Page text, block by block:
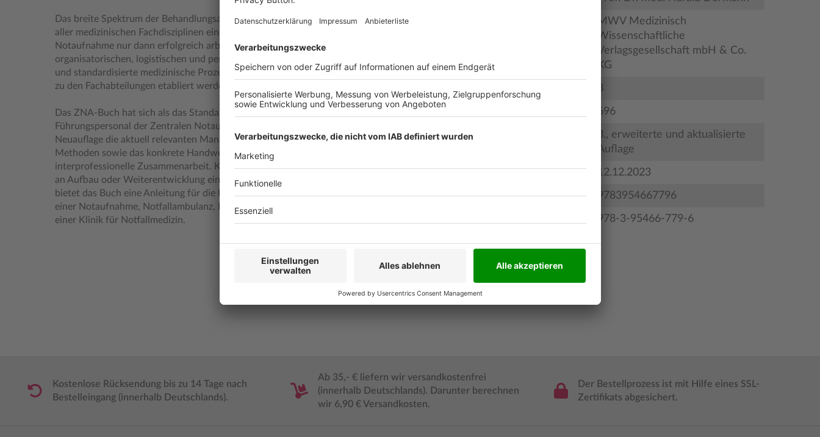
Das breite Spektrum der Behandlungsanlässe erfordert die Zusammenarbeit
aller medizinischen Fachdisziplinen eines Hauses. Zugleich kann eine Zentrale
Notaufnahme nur dann erfolgreich arbeiten, wenn die erforderlichen
organisatorischen, logistischen und personellen Voraussetzungen geschaffen
und standardisierte medizinische Prozesse mit funktionierenden Schnittstellen
zu den Fachabteilungen etabliert werden.
Das ZNA-Buch hat sich als das Standardwerk für das Fach- und
Führungspersonal der Zentralen Notaufnahme etabliert und vermittelt in der 3.
Neuauflage die aktuell relevanten Management-Kenntnisse, Konzepte und
Methoden sowie das konkrete Handwerkszeug für die interdisziplinäre und
interprofessionelle Zusammenarbeit. Krankenhausplanern und -managern, die
an Aufbau oder Weiterentwicklung einer Zentralen Notaufnahme arbeiten,
bietet das Buch eine Anleitung für die Planung, Umsetzung und Optimierung
einer Notaufnahme, Notfallambulanz, Rettungsstelle eines Notfallzentrums oder
einer Klinik für Notfallmedizin.
MWV Medizinisch
Wissenschaftliche
Verlagsgesellschaft mbH & Co.
KG
Auflage 3
696
3., erweiterte und aktualisierte
Auflage
Erscheinungstermin 12.12.2023
Bestell-Nr. 9783954667796
978-3-95466-779-6
Kostenlose Rücksendung bis zu 14 Tage nach
Bestelleingang (innerhalb Deutschlands).
Ab 35,- € liefern wir versandkostenfrei
(innerhalb Deutschlands). Darunter berechnen
wir 6,90 € Versandkosten.
Der Bestellprozess ist mit Hilfe eines SSL-
Zertifikats abgesichert.